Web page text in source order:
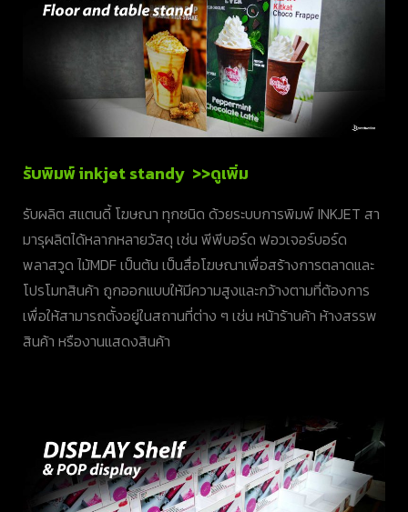
รับพิมพ์ inkjet standy >>ดูเพิ่ม
รับผลิต สแตนดี้ โฆษณา ทุกชนิด ด้วยระบบการพิมพ์ INKJET สา
มารุผลิตได้หลากหลายวัสดุ เช่น พีพีบอร์ด ฟอวเจอร์บอร์ด
พลาสวูด ไม้MDF เป็นต้น เป็นสื่อโฆษณาเพื่อสร้างการตลาดและ
โปรโมทสินค้า ถูกออกแบบให้มีความสูงและกว้างตามที่ต้องการ
เพื่อให้สามารถตั้งอยู่ในสถานที่ต่าง ๆ เช่น หน้าร้านค้า ห้างสรรพ
สินค้า หรืองานแสดงสินค้า